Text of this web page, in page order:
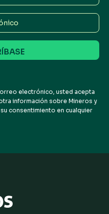
electrónico, usted acepta
información sobre Mineros y
consentimiento en cualquier